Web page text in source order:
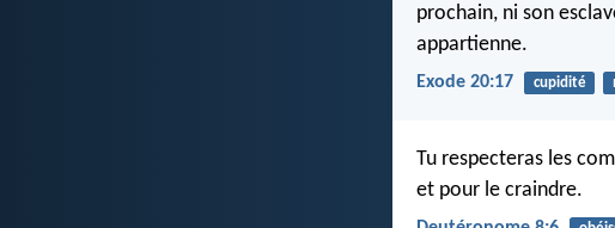
prochain, ni son
appartienne.
Exode 20:17 cupidité
Tu respecteras les
et pour le craindre.